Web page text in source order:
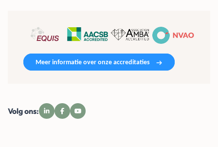
Meer informatie over onze accreditaties
Volg ons: